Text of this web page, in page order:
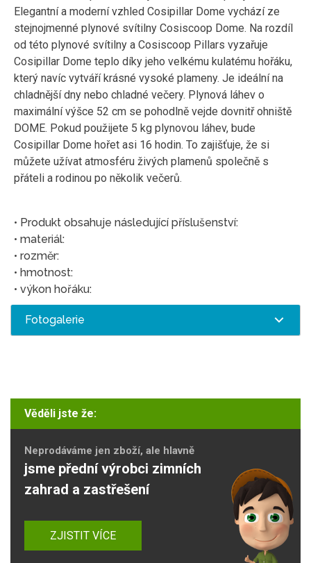
Elegantní a moderní vzhled Cosipillar Dome vychází ze
stejnojmenné plynové svítilny Cosiscoop Dome. Na rozdíl
od této plynové svítilny a Cosiscoop Pillars vyzařuje
Cosipillar Dome teplo díky jeho velkému kulatému hořáku,
který navíc vytváří krásné vysoké plameny. Je ideální na
chladnější dny nebo chladné večery. Plynová láhev o
maximální výšce 52 cm se pohodlně vejde dovnitř ohniště
DOME. Pokud použijete 5 kg plynovou láhev, bude
Cosipillar Dome hořet asi 16 hodin. To zajišťuje, že si
můžete užívat atmosféru živých plamenů společně s
přáteli a rodinou po několik večerů.
• Produkt obsahuje následující příslušenství:
• materiál:
• rozměr:
• hmotnost:
• výkon hořáku:
Fotogalerie
Věděli jste že:
Neprodáváme jen zboží, ale hlavně
jsme přední výrobci zimních
zahrad a zastřešení
ZJISTIT VÍCE